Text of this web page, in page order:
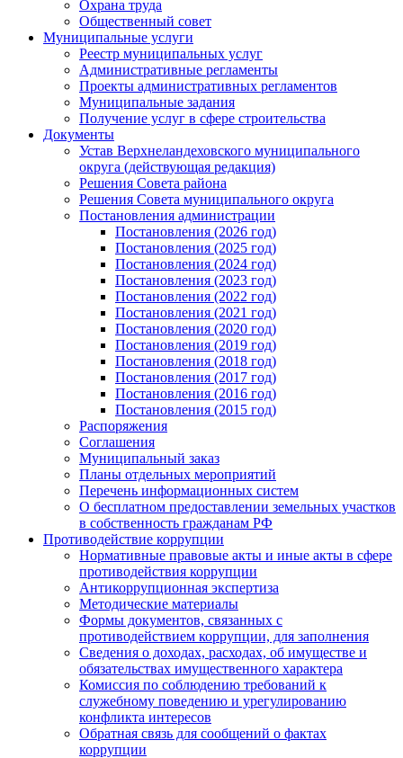
Охрана труда
Общественный совет
Муниципальные услуги
Реестр муниципальных услуг
Административные регламенты
Проекты административных регламентов
Муниципальные задания
Получение услуг в сфере строительства
Документы
Устав Верхнеландеховского муниципального
округа (действующая редакция)
Решения Совета района
Решения Совета муниципального округа
Постановления администрации
Постановления (2026 год)
Постановления (2025 год)
Постановления (2024 год)
Постановления (2023 год)
Постановления (2022 год)
Постановления (2021 год)
Постановления (2020 год)
Постановления (2019 год)
Постановления (2018 год)
Постановления (2017 год)
Постановления (2016 год)
Постановления (2015 год)
Распоряжения
Соглашения
Муниципальный заказ
Планы отдельных мероприятий
Перечень информационных систем
О бесплатном предоставлении земельных участков
в собственность гражданам РФ
Противодействие коррупции
Нормативные правовые акты и иные акты в сфере
противодействия коррупции
Антикоррупционная экспертиза
Методические материалы
Формы документов, связанных с
противодействием коррупции, для заполнения
Сведения о доходах, расходах, об имуществе и
обязательствах имущественного характера
Комиссия по соблюдению требований к
служебному поведению и урегулированию
конфликта интересов
Обратная связь для сообщений о фактах
коррупции